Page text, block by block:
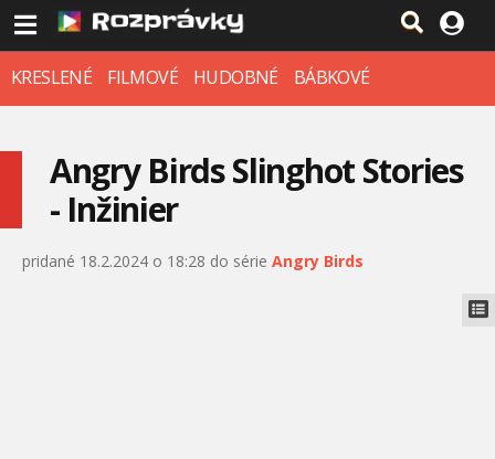
KRESLENÉ FILMOVÉ HUDOBNÉ BÁBKOVÉ
Angry Birds Slinghot Stories
- Inžinier
pridané 18.2.2024 o 18:28 do série Angry Birds